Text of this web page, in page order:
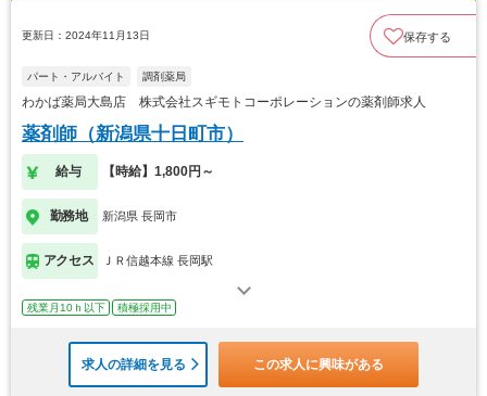
更新日：2024年11月13日 保存する
パート・アルバイト 調剤薬局
わかば薬局大島店 株式会社スギモトコーポレーションの薬剤師求人
薬剤師（新潟県十日町市）
給与 【時給】1,800円～
勤務地 新潟県 長岡市
アクセス ＪＲ信越本線 長岡駅
残業月10ｈ以下 積極採用中
求人の詳細を見る この求人に興味がある